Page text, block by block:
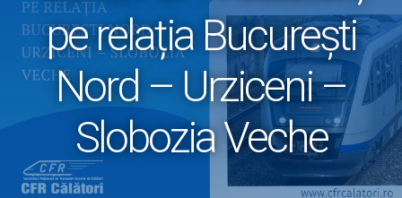
pe relația București
Nord – Urziceni –
Slobozia Veche